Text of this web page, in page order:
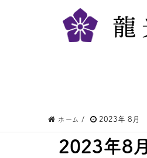
ホーム / 2023年 8月
2023年8月